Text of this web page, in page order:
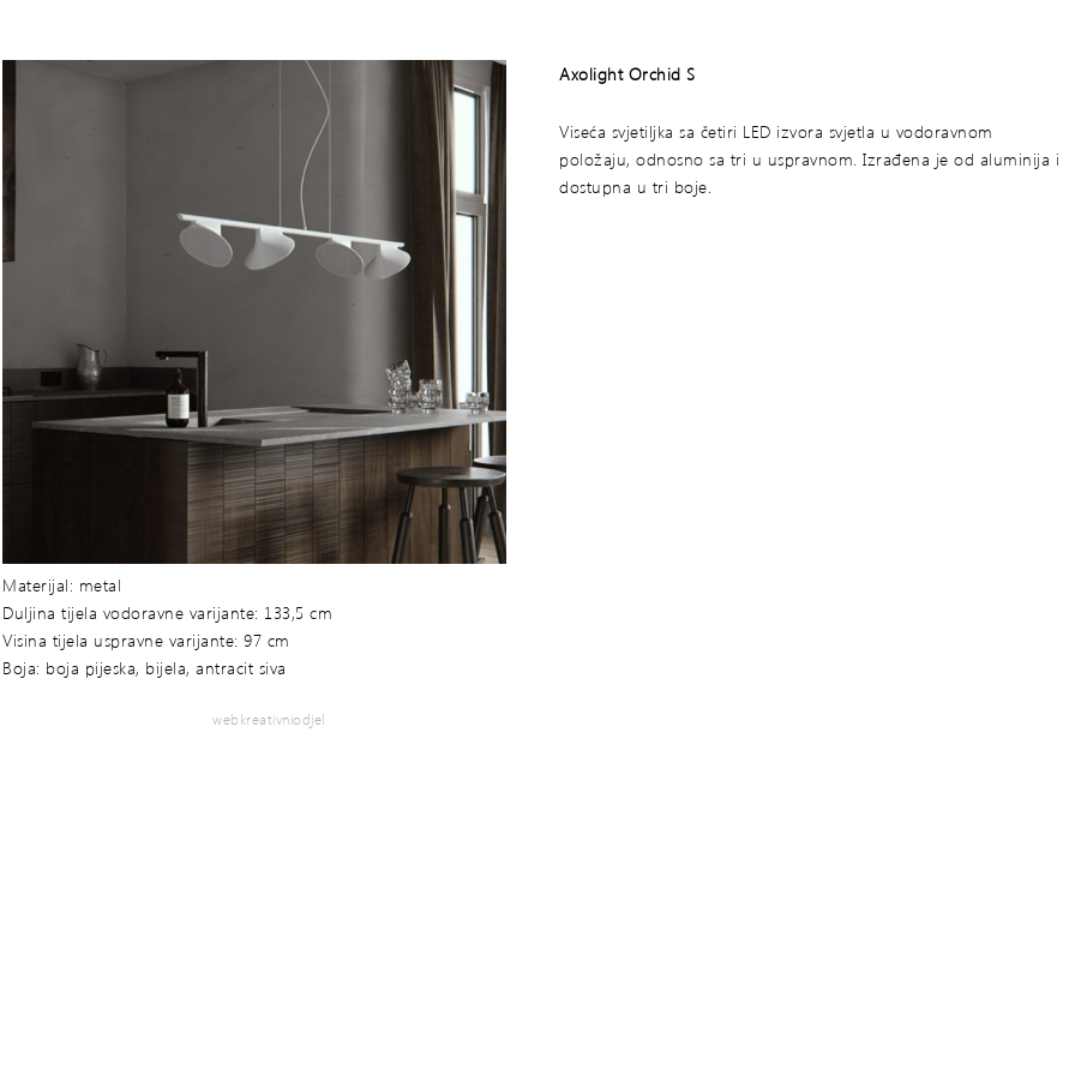
Materijal: metal
Duljina tijela vodoravne varijante: 133,5 cm
Visina tijela uspravne varijante: 97 cm
Boja: boja pijeska, bijela, antracit siva
Axolight Orchid S
Viseća svjetiljka sa četiri LED izvora svjetla u vodoravnom
položaju, odnosno sa tri u uspravnom. Izrađena je od aluminija i
dostupna u tri boje.
webkreativniodjel